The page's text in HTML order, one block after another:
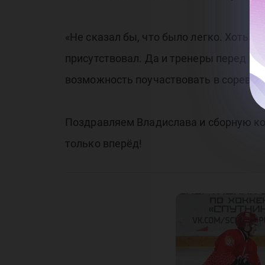
«Не сказал бы, что было легко. Хоть
присутствовал. Да и тренеры перед
возможность поучаствовать в
Поздравляем Владислава и сборную
только вперёд!